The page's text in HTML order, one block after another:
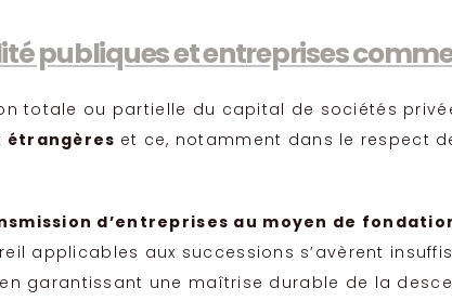
publiques et entreprises
totale ou partielle du capital de sociétés
étrangères et ce, notamment dans le respect
d’entreprises au moyen de
applicables aux successions s’avèrent
garantissant une maîtrise durable de la